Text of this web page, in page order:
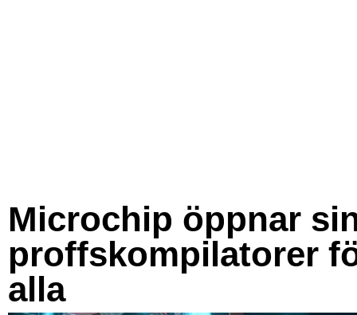
Microchip öppnar
proffskompilatorer
alla